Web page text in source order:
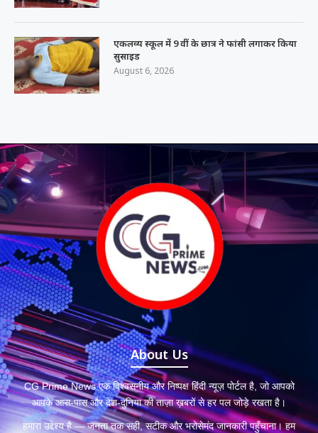
एकलव्य स्कूल में 9 वीं के छात्र ने फांसी लगाकर किया
सुसाइड
August 6, 2026
About Us
CG Prime News एक विश्वसनीय और निष्पक्ष हिंदी न्यूज़ पोर्टल है, जो आपको
आपके आस-पास और देश-दुनिया की ताज़ा ख़बरों से हर पल जोड़े रखता है।
हमारा उद्देश्य है — जनता तक सही, सटीक और भरोसेमंद जानकारी पहुँचाना। हम